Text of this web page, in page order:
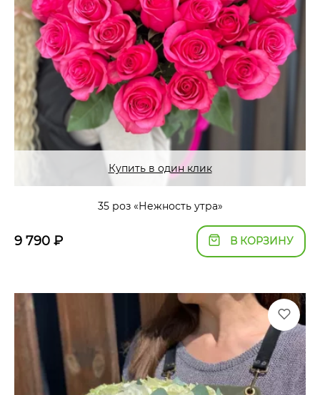
Купить в один клик
35 роз «Нежность утра»
9 790 ₽ В КОРЗИНУ